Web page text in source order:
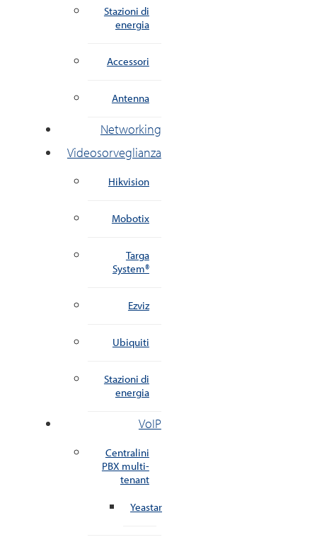
Stazioni di
energia
Accessori
Antenna
Networking
Videosorveglianza
Hikvision
Mobotix
Targa
System®
Ezviz
Ubiquiti
Stazioni di
energia
VoIP
Centralini
PBX multi-
tenant
Yeastar